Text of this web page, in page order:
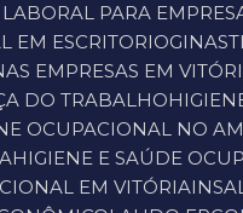
LABORAL PARA
EM ESCRITORIO
EMPRESAS EM
DO TRABALHO
OCUPACIONAL NO
HIGIENE E SAÚDE
EM VITÓRIA